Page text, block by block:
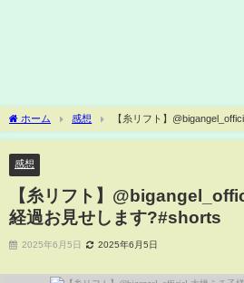
ホーム 感想
【糸リフト】
す?#shorts
感想
【糸リフト】
経過お見せします?#shorts
2025年6月5日 2025年6月5日